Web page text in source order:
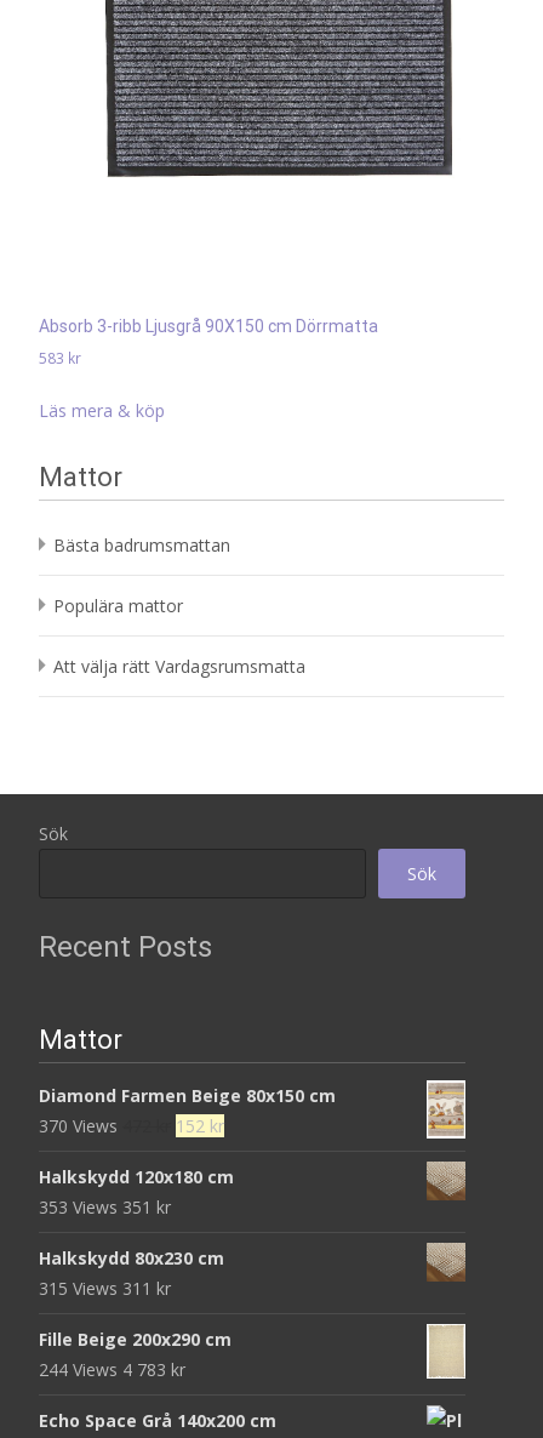
Absorb 3-ribb Ljusgrå 90X150 cm Dörrmatta
583 kr
Läs mera & köp
Mattor
Bästa badrumsmattan
Populära mattor
Att välja rätt Vardagsrumsmatta
Sök
Sök
Recent Posts
Mattor
Diamond Farmen Beige 80x150 cm
370 Views
Det
priset
152 krDet
priset
Halkskydd 120x180 cm
353 Views 351 kr
Halkskydd 80x230 cm
315 Views 311 kr
Fille Beige 200x290 cm
244 Views 4 783 kr
Echo Space Grå 140x200 cm